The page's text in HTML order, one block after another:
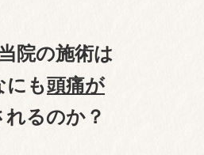
当院の施術は
にも頭痛が
れるのか？